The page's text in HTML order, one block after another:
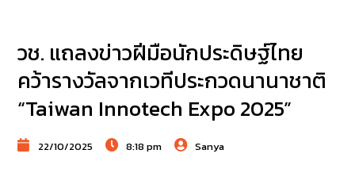
วช. แถลงข่าวฝีมือนักประดิษฐ์ไทย
คว้ารางวัลจากเวทีประกวดนานาชาติ
“Taiwan Innotech Expo 2025”
22/10/2025 8:18 pm Sanya